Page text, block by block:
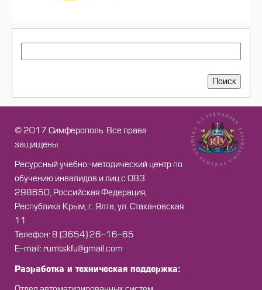
ПОИСК
© 2017 Симферополь. Все права
защищены.
Ресурсный учебно-методический центр по
обучению инвалидов и лиц с ОВЗ
298650, Российская Федерация,
Республика Крым, г. Ялта, ул. Стахановская
11
Телефон: 8 (3654) 26-16-65
Е-mail: rumtskfu@gmail.com
Разработка и техническая поддержка: